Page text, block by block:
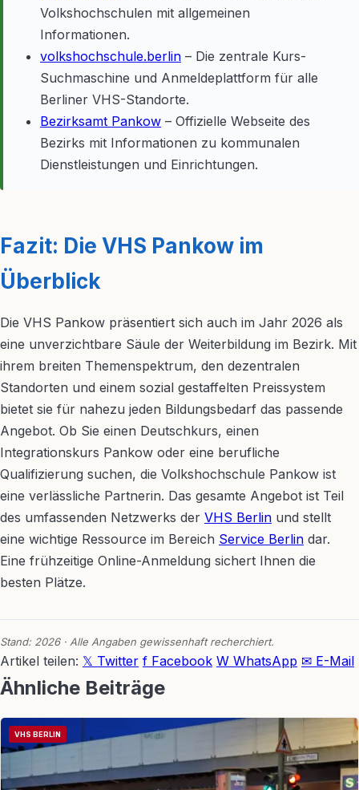
Volkshochschulen mit allgemeinen
Informationen.
volkshochschule.berlin – Die zentrale Kurs-
Suchmaschine und Anmeldeplattform für alle
Berliner VHS-Standorte.
Bezirksamt Pankow – Offizielle Webseite des
Bezirks mit Informationen zu kommunalen
Dienstleistungen und Einrichtungen.
Fazit: Die VHS Pankow im
Überblick
Die VHS Pankow präsentiert sich auch im Jahr 2026 als
eine unverzichtbare Säule der Weiterbildung im Bezirk. Mit
ihrem breiten Themenspektrum, den dezentralen
Standorten und einem sozial gestaffelten Preissystem
bietet sie für nahezu jeden Bildungsbedarf das passende
Angebot. Ob Sie einen Deutschkurs, einen
Integrationskurs Pankow oder eine berufliche
Qualifizierung suchen, die Volkshochschule Pankow ist
eine verlässliche Partnerin. Das gesamte Angebot ist Teil
des umfassenden Netzwerks der VHS Berlin und stellt
eine wichtige Ressource im Bereich Service Berlin dar.
Eine frühzeitige Online-Anmeldung sichert Ihnen die
besten Plätze.
Stand: 2026 · Alle Angaben gewissenhaft recherchiert.
Artikel teilen: 𝕏 Twitter f Facebook W WhatsApp ✉ E-Mail
Ähnliche Beiträge
VHS BERLIN